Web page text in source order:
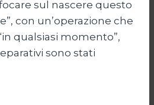
sul nascere questo
con un’operazione che
qualsiasi momento”,
sono stati